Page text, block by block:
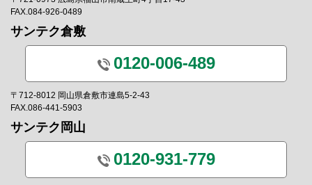
FAX.084-926-0489
サンテク倉敷
0120-006-489
〒712-8012 岡山県倉敷市連島5-2-43
FAX.086-441-5903
サンテク岡山
0120-931-779